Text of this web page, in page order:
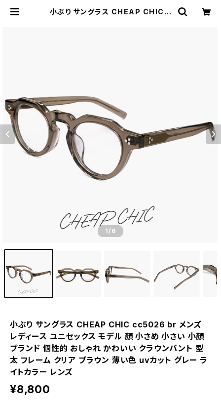
小ぶり サングラス CHEAP CHIC c
1/6
小ぶり サングラス CHEAP CHIC cc5026 br メンズ
レディース ユニセックス モデル 顔 小さめ 小さい 小顔
ブランド 個性的 おしゃれ かわいい クラウンパント 型
太 フレーム クリア ブラウン 薄い色 uvカット グレー ラ
イトカラー レンズ
¥8,800